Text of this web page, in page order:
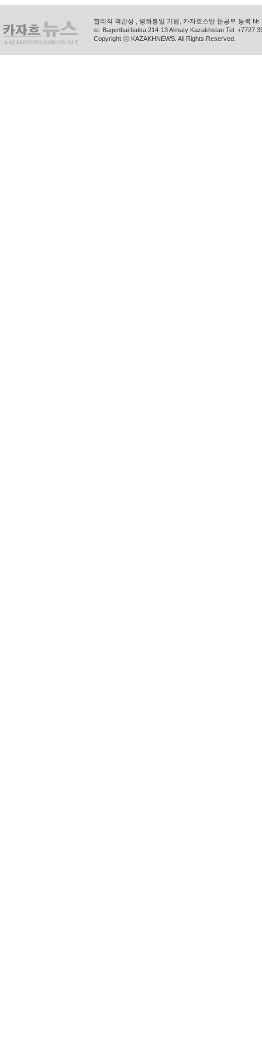
합리적 객관성 , 평화통일 기원, 카자흐스탄 문공부 등록
st. Bagenbai batira 214-13 Almaty Kazakhstan Tel. +7727
Copyright ⓒ KAZAKHNEWS. All Rights Reserved.